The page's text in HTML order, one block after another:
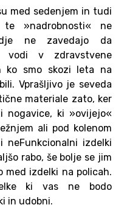
med sedenjem in tudi
»nadrobnosti« ne
ne zavedajo da
vodi v zdravstvene
ko smo skozi leta na
Vprašljivo je seveda
materiale zato, ker
nogavice, ki »ovijejo«
ali pod kolenom
neFunkcionalni izdelki
rabo, še bolje se jim
med izdelki na policah.
ki vas ne bodo
in udobni.